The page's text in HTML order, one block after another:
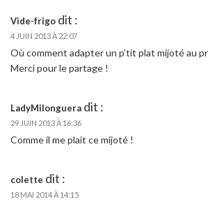
Vide-frigo dit :
4 JUIN 2013 À 22:07
Où comment adapter un p’tit plat mijoté au
Merci pour le partage !
LadyMilonguera dit :
29 JUIN 2013 À 16:36
Comme il me plait ce mijoté !
colette dit :
18 MAI 2014 À 14:15